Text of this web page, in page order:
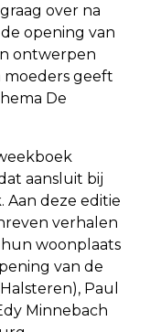
over na
opening van
ontwerpen
moeders geeft
De
aansluit bij
Aan deze editie
verhalen
woonplaats
van de
Paul
Minnebach